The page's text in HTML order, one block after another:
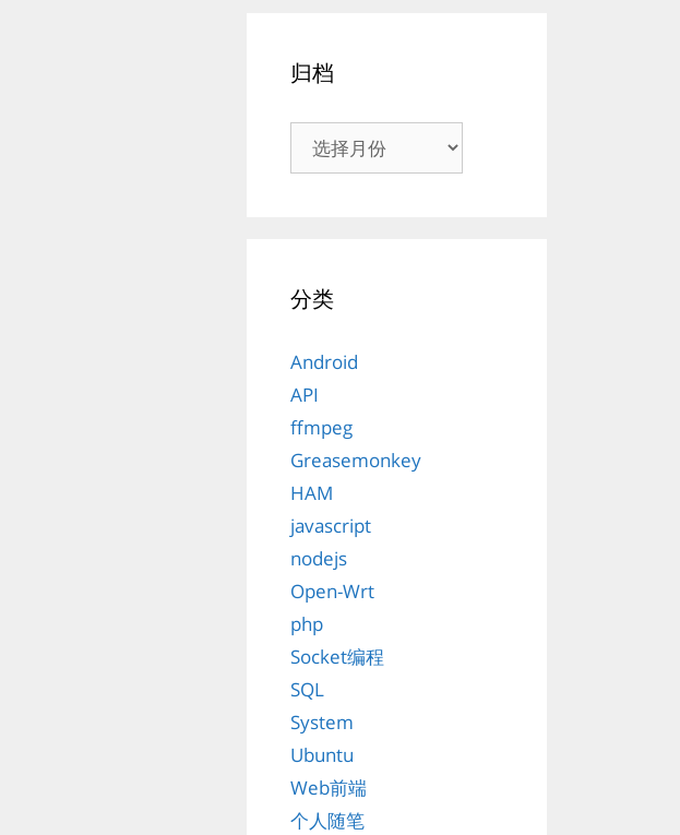
归档
分类
Android
API
ffmpeg
Greasemonkey
HAM
javascript
nodejs
Open-Wrt
php
Socket编程
SQL
System
Ubuntu
Web前端
个人随笔